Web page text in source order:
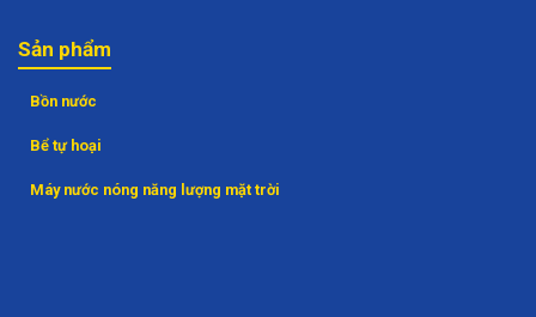
Sản phẩm
Bồn nước
Bể tự hoại
Máy nước nóng năng lượng mặt trời